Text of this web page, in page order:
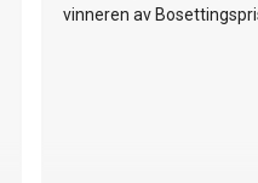
vinneren av